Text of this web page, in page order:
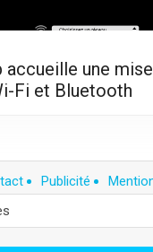
accueille une
Fi et Bluetooth
Publicité